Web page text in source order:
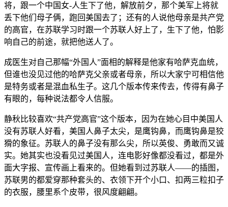
将，跟一个中国女-人生下了他，解放前夕，那个美军上将就
丢下他们母子俩，跑回美国去了；还有的人说他母亲是共产党
的高官，在苏联学习时跟一个苏联人好上了，生下了他，怕影
响自己的前途，就把他送人了。
成医生对自己那幅“外国人”面相的解释是他家有哈萨克血统，
但谁也没见过他的哈萨克父亲或者母亲，所以大家宁可相信他
是特务或者是混血私生子。这几个版本传来传去，传得有鼻子
有眼的，每种说法都令人信服。
静秋比较喜欢“共产党高官”这个版本，因为在她心目中美国人
没有苏联人好看，美国人鼻子太尖，是鹰钩鼻，而鹰钩鼻是狡
猾的象征。苏联人的鼻子没有那么尖，所以英俊、勇敢而又诚
实。她其实也没看见过美国人，连电影好像都没看过，都是外
面大字报、宣传画上看来的。但她看到过苏联人——的插图，
苏联男的都爱穿那种套头的、衣领下开个小口、扣两三粒扣子
的衣服，腰里系个皮带，很风度翩翩。